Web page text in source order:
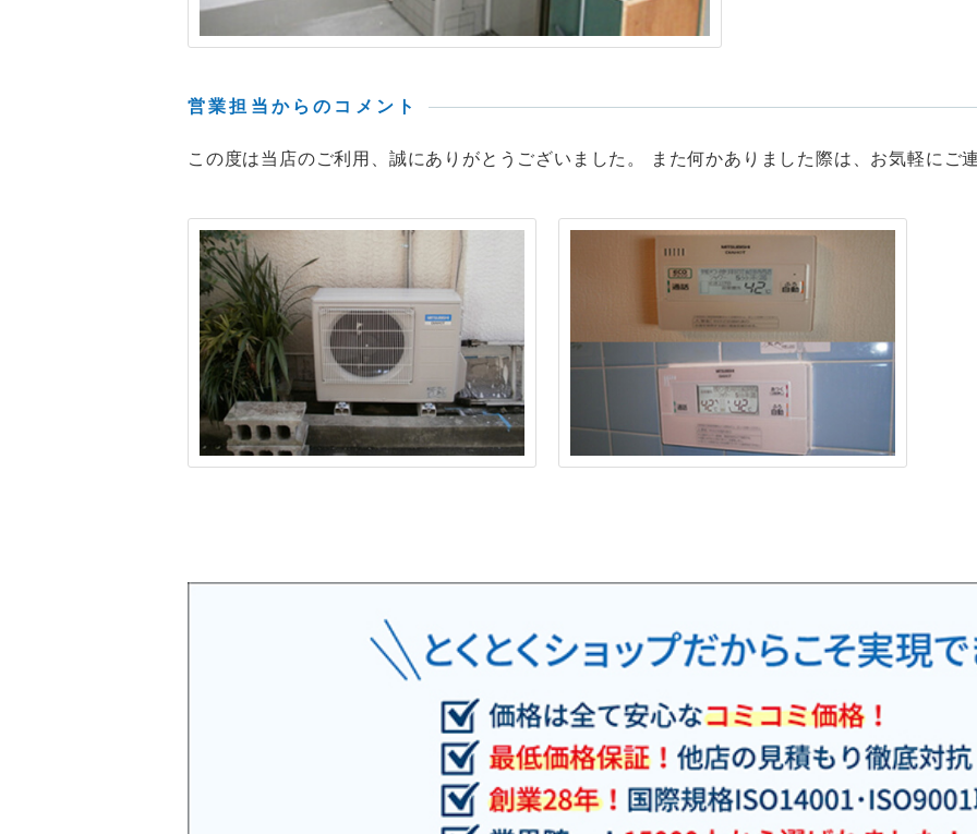
営業担当からのコメント
この度は当店のご利用、誠にありがとうございました。 また何かありました際は、お気軽にご